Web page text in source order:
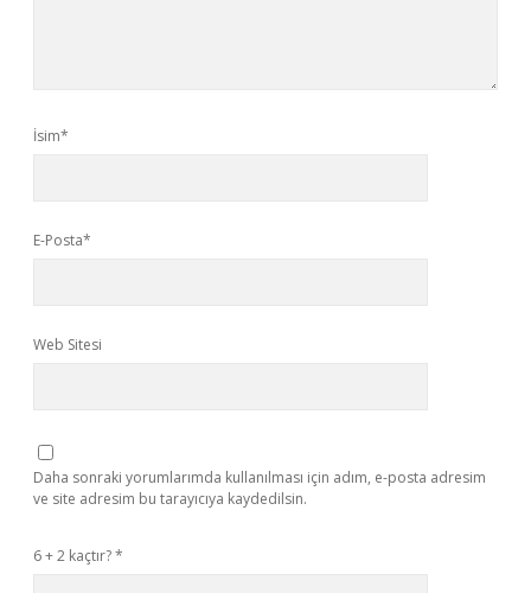
İsim*
E-Posta*
Web Sitesi
Daha sonraki yorumlarımda kullanılması için adım, e-posta adresim
ve site adresim bu tarayıcıya kaydedilsin.
6 + 2 kaçtır?*